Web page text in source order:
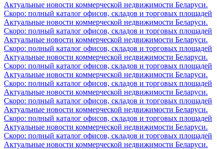
Актуальные новости коммерческой недвижимости Беларуси.
Скоро: полный каталог офисов, складов и торговых площадей
Актуальные новости коммерческой недвижимости Беларуси.
Скоро: полный каталог офисов, складов и торговых площадей
Актуальные новости коммерческой недвижимости Беларуси.
Скоро: полный каталог офисов, складов и торговых площадей
Актуальные новости коммерческой недвижимости Беларуси.
Скоро: полный каталог офисов, складов и торговых площадей
Актуальные новости коммерческой недвижимости Беларуси.
Скоро: полный каталог офисов, складов и торговых площадей
Актуальные новости коммерческой недвижимости Беларуси.
Скоро: полный каталог офисов, складов и торговых площадей
Актуальные новости коммерческой недвижимости Беларуси.
Скоро: полный каталог офисов, складов и торговых площадей
Актуальные новости коммерческой недвижимости Беларуси.
Скоро: полный каталог офисов, складов и торговых площадей
Актуальные новости коммерческой недвижимости Беларуси.